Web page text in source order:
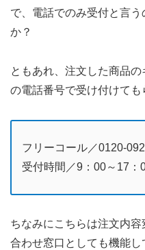
で、電話でのみ受付と言
か？
ともあれ、注文した商品
の電話番号で受け付けても
フリーコール／0120-
受付時間／9：00～17：
ちなみにこちらは注文内
合わせ窓口としても機能